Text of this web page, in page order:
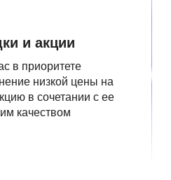
и акции
в приоритете
низкой цены на
в сочетании с ее
качеством